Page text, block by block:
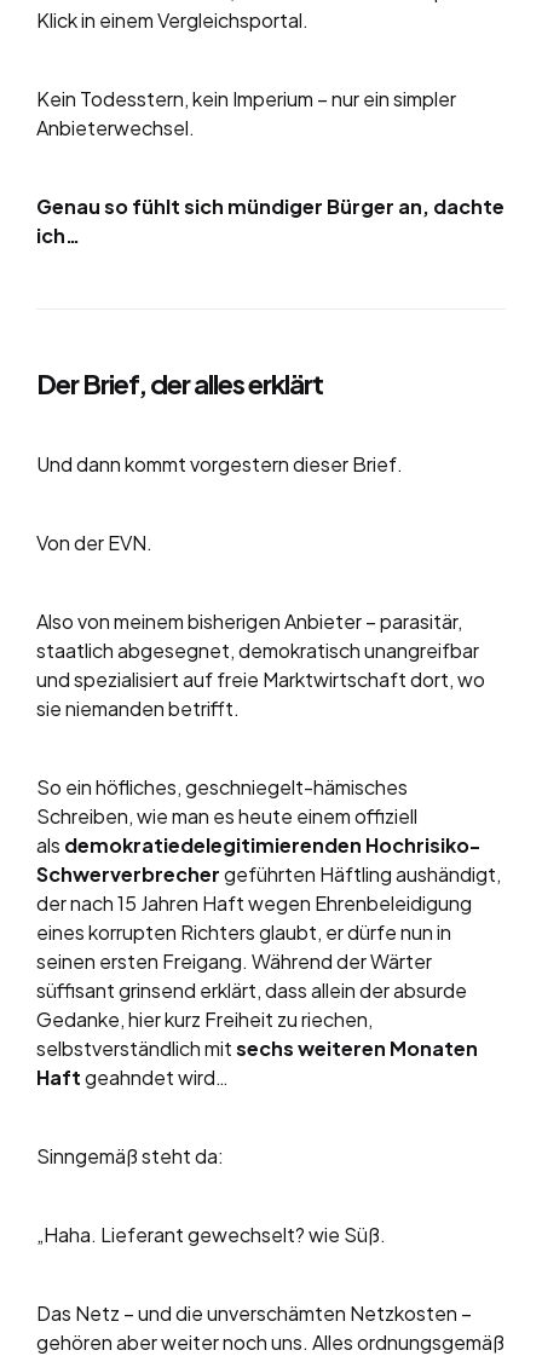
Klick in einem Vergleichsportal.
Kein Todesstern, kein Imperium – nur ein simpler
Anbieterwechsel.
Genau so fühlt sich mündiger Bürger an, dachte
ich…
Der Brief, der alles erklärt
Und dann kommt vorgestern dieser Brief.
Von der EVN.
Also von meinem bisherigen Anbieter – parasitär,
staatlich abgesegnet, demokratisch unangreifbar
und spezialisiert auf freie Marktwirtschaft dort, wo
sie niemanden betrifft.
So ein höfliches, geschniegelt-hämisches
Schreiben, wie man es heute einem offiziell
als demokratiedelegitimierenden Hochrisiko-
Schwerverbrechergeführten Häftling aushändigt,
der nach 15 Jahren Haft wegen Ehrenbeleidigung
eines korrupten Richters glaubt, er dürfe nun in
seinen ersten Freigang. Während der Wärter
süffisant grinsend erklärt, dass allein der absurde
Gedanke, hier kurz Freiheit zu riechen,
selbstverständlich mitsechs weiteren Monaten
Haftgeahndet wird…
Sinngemäß steht da:
„Haha. Lieferant gewechselt? wie Süß.
Das Netz – und die unverschämten Netzkosten –
gehören aber weiter noch uns. Alles ordnungsgemäß